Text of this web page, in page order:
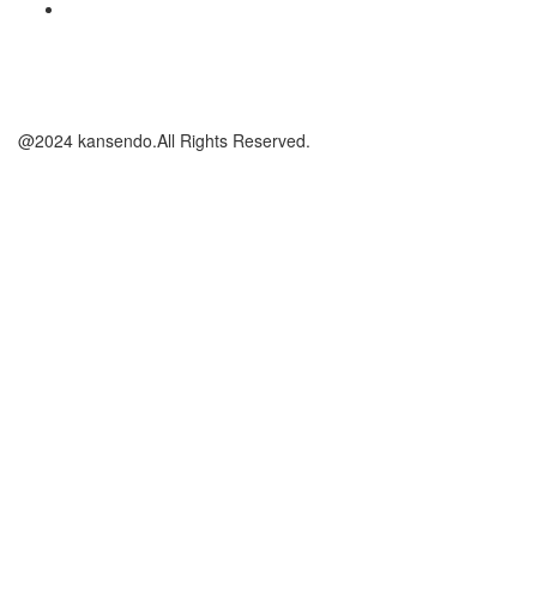
@2024 kansendo.All Rights Reserved.